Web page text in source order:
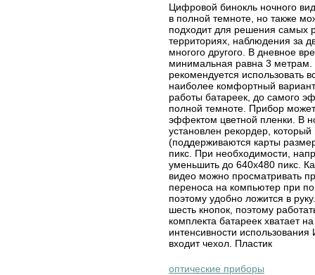
Цифровой бинокль ночного
в полной темноте, но также
подходит для решения самых
территориях, наблюдения за
многого другого. В дневное
минимальная равна 3 метрам.
рекомендуется использовать
наиболее комфортный
работы батареек, до самого
полной темноте. Прибор
эффектом цветной пленки. В
установлен рекордер,
(поддерживаются карты
пикс. При необходимости,
уменьшить до 640x480 пикс.
видео можно просматривать
переноса на компьютер при
поэтому удобно ложится в
шесть кнопок, поэтому
комплекта батареек хватает
интенсивности
входит чехол. Пластик
оптические приборы